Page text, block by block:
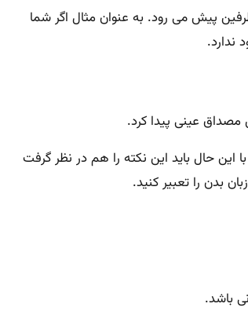
پیش می رود. به عنوان مثال اگر شما
ندارد.
عینی پیدا کرد.
حال باید این نکته را هم در نظر گرفت
بدن را تعبیر کنید.
باشد.